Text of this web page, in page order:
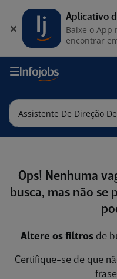
Ops! Nenhuma
busca, mas não se
Altere os filtros de
Certifique-se de que
Aplicativo
Baixe o App
encontrar